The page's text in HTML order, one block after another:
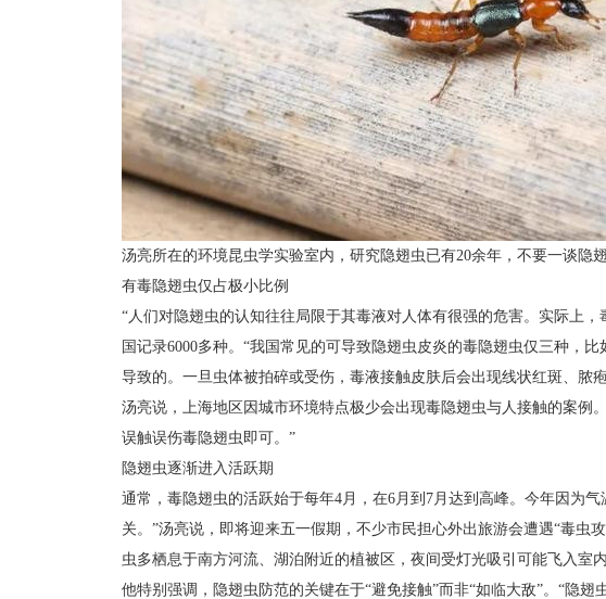
汤亮所在的环境昆虫学实验室内，研究隐翅虫已有20余年，不要一谈
有毒隐翅虫仅占极小比例
“人们对隐翅虫的认知往往局限于其毒液对人体有很强的危害。实际上
国记录6000多种。“我国常见的可导致隐翅虫皮炎的毒隐翅虫仅三种，
导致的。一旦虫体被拍碎或受伤，毒液接触皮肤后会出现线状红斑、脓
汤亮说，上海地区因城市环境特点极少会出现毒隐翅虫与人接触的案例
误触误伤毒隐翅虫即可。”
隐翅虫逐渐进入活跃期
通常，毒隐翅虫的活跃始于每年4月，在6月到7月达到高峰。今年因为
关。”汤亮说，即将迎来五一假期，不少市民担心外出旅游会遭遇“毒虫
虫多栖息于南方河流、湖泊附近的植被区，夜间受灯光吸引可能飞入室
他特别强调，隐翅虫防范的关键在于“避免接触”而非“如临大敌”。“隐